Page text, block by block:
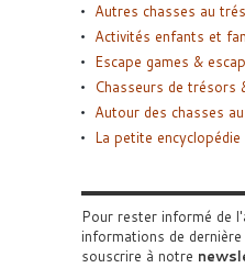
Autres chasses au
Activités enfants et
Escape games &
Chasseurs de trésors
Autour des chasses
La petite encyclopédie
Pour rester informé de
informations de
souscrire à notre